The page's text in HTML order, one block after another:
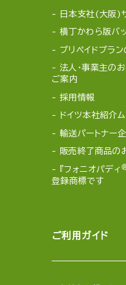
日本支社(大阪)
横丁かわら版バ
プリペイドプラ
法人・事業主の
ご案内
採用情報
ドイツ本社紹介
輸送パートナー
販売終了商品の
『フォニオパディ
登録商標です
ご利用ガイド